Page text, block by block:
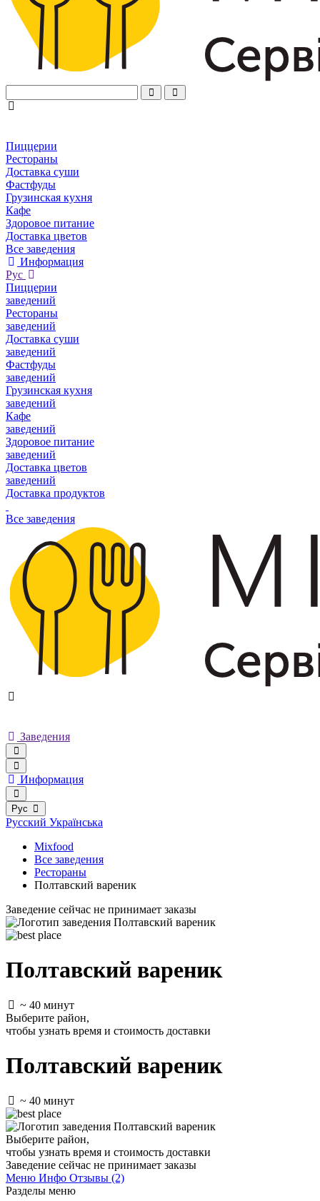
Пиццерии
Рестораны
Доставка суши
Фастфуды
Грузинская кухня
Кафе
Здоровое питание
Доставка цветов
Все заведения
Информация
Рус
Пиццерии
заведений
Рестораны
заведений
Доставка суши
заведений
Фастфуды
заведений
Грузинская кухня
заведений
Кафе
заведений
Здоровое питание
заведений
Доставка цветов
заведений
Доставка продуктов
Все заведения
Заведения
Информация
Рус
Русский Українська
Mixfood
Все заведения
Рестораны
Полтавский вареник
Заведение сейчас не принимает заказы
Полтавский вареник
~ 40 минут
Выберите район,
чтобы узнать время и стоимость доставки
Полтавский вареник
~ 40 минут
Выберите район,
чтобы узнать время и стоимость доставки
Заведение сейчас не принимает заказы
Меню Инфо Отзывы (2)
Разделы меню